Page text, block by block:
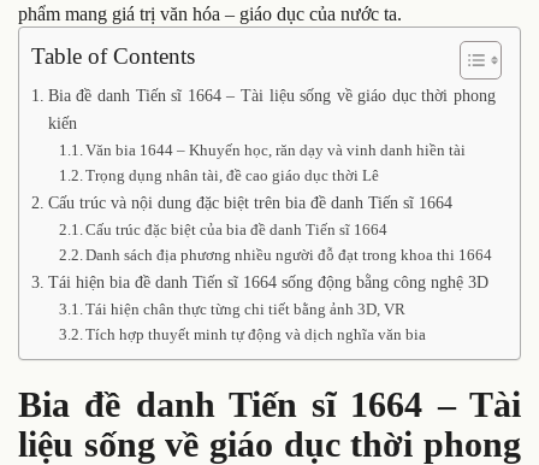
phẩm mang giá trị văn hóa – giáo dục của nước ta.
Table of Contents
Bia đề danh Tiến sĩ 1664 – Tài liệu sống về giáo dục thời phong
kiến
Văn bia 1644 – Khuyến học, răn dạy và vinh danh hiền tài
Trọng dụng nhân tài, đề cao giáo dục thời Lê
Cấu trúc và nội dung đặc biệt trên bia đề danh Tiến sĩ 1664
Cấu trúc đặc biệt của bia đề danh Tiến sĩ 1664
Danh sách địa phương nhiều người đỗ đạt trong khoa thi 1664
Tái hiện bia đề danh Tiến sĩ 1664 sống động bằng công nghệ 3D
Tái hiện chân thực từng chi tiết bằng ảnh 3D, VR
Tích hợp thuyết minh tự động và dịch nghĩa văn bia
Bia đề danh Tiến sĩ 1664 – Tài
liệu sống về giáo dục thời phong